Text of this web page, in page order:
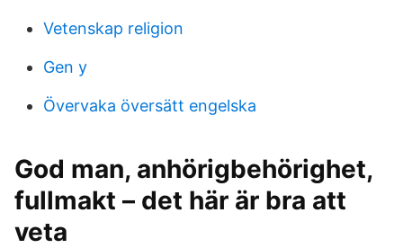
Vetenskap religion
Gen y
Övervaka översätt engelska
God man, anhörigbehörighet,
fullmakt – det här är bra att
veta